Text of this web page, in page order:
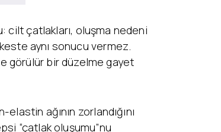
cilt çatlakları, oluşma nedeni
aynı sonucu vermez.
görülür bir düzelme gayet
ağının zorlandığını
“çatlak oluşumu”nu